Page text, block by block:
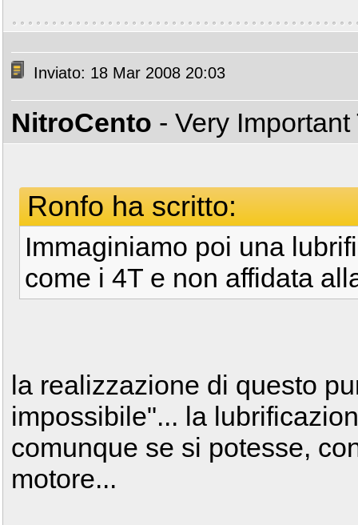
Inviato: 18 Mar 2008 20:03
NitroCento - Very
Ronfo ha scritto:
Immaginiamo poi una
come i 4T e non affidata
la realizzazione di questo
impossibile"... la
comunque se si potesse,
motore...